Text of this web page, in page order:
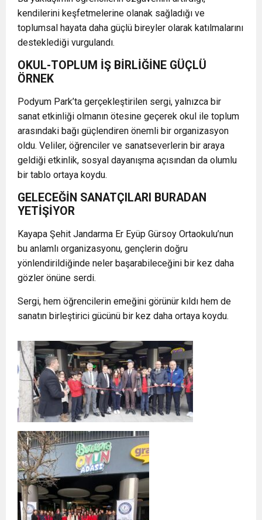
kendilerini keşfetmelerine olanak sağladığı ve
toplumsal hayata daha güçlü bireyler olarak katılmalarını
desteklediği vurgulandı.
OKUL-TOPLUM İŞ BİRLİĞİNE GÜÇLÜ
ÖRNEK
Podyum Park’ta gerçekleştirilen sergi, yalnızca bir
sanat etkinliği olmanın ötesine geçerek okul ile toplum
arasındaki bağı güçlendiren önemli bir organizasyon
oldu. Veliler, öğrenciler ve sanatseverlerin bir araya
geldiği etkinlik, sosyal dayanışma açısından da olumlu
bir tablo ortaya koydu.
GELECEĞİN SANATÇILARI BURADAN
YETİŞİYOR
Kayapa Şehit Jandarma Er Eyüp Gürsoy Ortaokulu’nun
bu anlamlı organizasyonu, gençlerin doğru
yönlendirildiğinde neler başarabileceğini bir kez daha
gözler önüne serdi.
Sergi, hem öğrencilerin emeğini görünür kıldı hem de
sanatın birleştirici gücünü bir kez daha ortaya koydu.